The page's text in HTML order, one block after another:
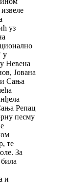
уз
у
Невена
Јована
Сања
Репац
песму
те
За
и